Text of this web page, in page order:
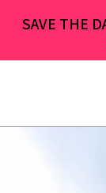
SAVE THE